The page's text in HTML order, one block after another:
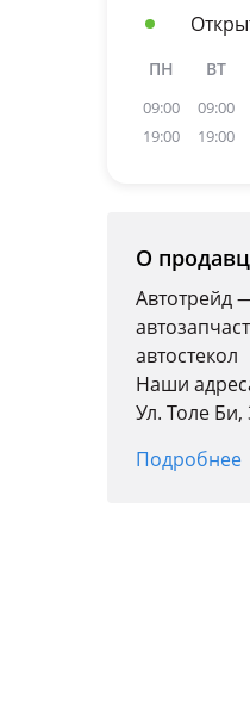
ПН
09:00
19:00
ВТ
09:00
19:00
О
Автотрейд
автостекол
Наши
Ул. Толе Би,
Сб: 09: 00-18:
Подробнее